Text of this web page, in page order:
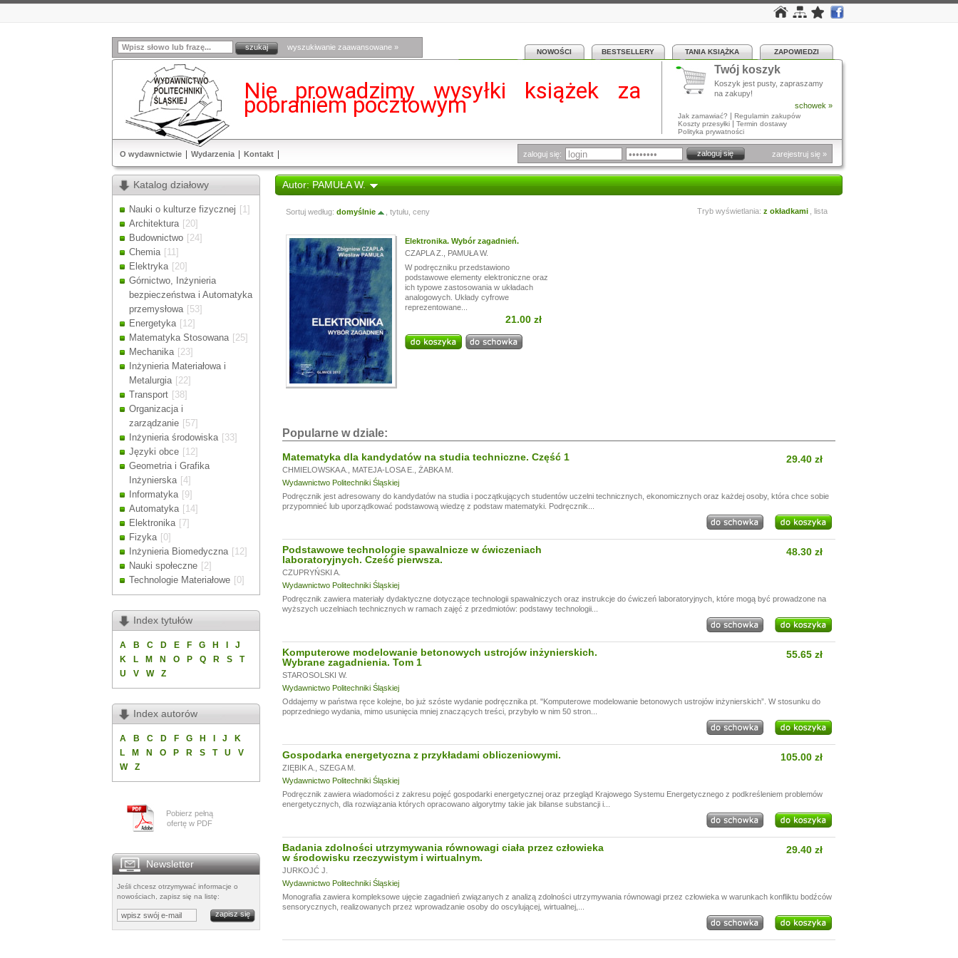
wyszukiwanie zaawansowane »
NOWOŚCI BESTSELLERY TANIA KSIĄŻKA ZAPOWIEDZI
Nie prowadzimy wysyłki książek za
pobraniem pocztowym
Drodzy Klienci!
Ze względu na przerwę wakacyjną, w dniach od13.07.
zamówienia mogą być realizowane z opóźnieniem.
Dziękujemy za wyrozumiałość.
Twój koszyk
Koszyk jest pusty, zapraszamy
na zakupy!
schowek »
Jak zamawiać? | Regulamin zakupów
Koszty przesyłki | Termin dostawy
Polityka prywatności
O wydawnictwie Wydarzenia Kontakt zaloguj się: zarejestruj się »
Katalog działowy
Nauki o kulturze fizycznej [1]
Architektura [20]
Budownictwo [24]
Chemia [11]
Elektryka [20]
Górnictwo, Inżynieria
bezpieczeństwa i Automatyka
przemysłowa [53]
Energetyka [12]
Matematyka Stosowana [25]
Mechanika [23]
Inżynieria Materiałowa i
Metalurgia [22]
Transport [38]
Organizacja i
zarządzanie [57]
Inżynieria środowiska [33]
Języki obce [12]
Geometria i Grafika
Inżynierska [4]
Informatyka [9]
Automatyka [14]
Elektronika [7]
Fizyka [0]
Inżynieria Biomedyczna [12]
Nauki społeczne [2]
Technologie Materiałowe [0]
Index tytułów
A B C D E F G H
J
K
L M N O P Q R S
T
U
V W Z
Index autorów
A B C D F G H J
K
L
M N O P R S T U
V
W
Z
Pobierz pełną
ofertę w PDF
Newsletter
Jeśli chcesz otrzymywać informacje o
nowościach, zapisz się na listę:
Autor: PAMUŁA W.
Sortuj według: domyślnie tytułu, ceny Tryb wyświetlania: z okładkami lista
Elektronika. Wybór zagadnień.
CZAPLA Z.
PAMUŁA W.
W podręczniku przedstawiono
podstawowe elementy elektroniczne oraz
ich typowe zastosowania w układach
analogowych. Układy cyfrowe
reprezentowane...
21.00 zł
Popularne w dziale:
Matematyka dla kandydatów na studia techniczne. Część 1
CHMIELOWSKA A. MATEJA-LOSA E.
ŻABKA M.
Wydawnictwo Politechniki Śląskiej
29.40 zł
Podręcznik jest adresowany do kandydatów na studia i początkujących studentów uczelni technicznych, ekonomicznych oraz każdej osoby, która chce sobie
przypomnieć lub uporządkować podstawową wiedzę z podstaw matematyki. Podręcznik...
Podstawowe technologie spawalnicze w ćwiczeniach
laboratoryjnych. Cześć pierwsza.
CZUPRYŃSKI A.
Wydawnictwo Politechniki Śląskiej
48.30 zł
Podręcznik zawiera materiały dydaktyczne dotyczące technologii spawalniczych oraz instrukcje do ćwiczeń laboratoryjnych, które mogą być prowadzone na
wyższych uczelniach technicznych w ramach zajęć z przedmiotów: podstawy technologii...
Komputerowe modelowanie betonowych ustrojów inżynierskich.
Wybrane zagadnienia. Tom 1
STAROSOLSKI W.
Wydawnictwo Politechniki Śląskiej
55.65 zł
Oddajemy w państwa ręce kolejne, bo już szóste wydanie podręcznika pt. "Komputerowe modelowanie betonowych ustrojów inżynierskich”. W stosunku do
poprzedniego wydania, mimo usunięcia mniej znaczących treści, przybyło w nim 50 stron...
Gospodarka energetyczna z przykładami obliczeniowymi.
ZIĘBIK A.
SZEGA M.
Wydawnictwo Politechniki Śląskiej
105.00 zł
Podręcznik zawiera wiadomości z zakresu pojęć gospodarki energetycznej oraz przegląd Krajowego Systemu Energetycznego z podkreśleniem problemów
energetycznych, dla rozwiązania których opracowano algorytmy takie jak bilanse substancji i...
Badania zdolności utrzymywania równowagi ciała przez człowieka
w środowisku rzeczywistym i wirtualnym.
JURKOJĆ J.
Wydawnictwo Politechniki Śląskiej
29.40 zł
Monografia zawiera kompleksowe ujęcie zagadnień związanych z analizą zdolności utrzymywania równowagi przez człowieka w warunkach konfliktu bodźców
sensorycznych, realizowanych przez wprowadzanie osoby do oscylującej, wirtualnej,...